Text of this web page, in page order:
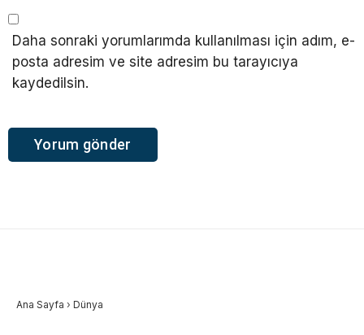
Daha sonraki yorumlarımda kullanılması için adım, e-
posta adresim ve site adresim bu tarayıcıya
kaydedilsin.
Ana Sayfa › Dünya